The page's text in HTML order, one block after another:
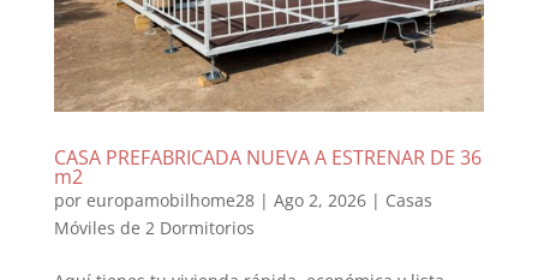
CASA PREFABRICADA NUEVA A ESTRENAR DE 36
m2
por europamobilhome28| Ago 2, 2026| Casas
Móviles de 2 Dormitorios